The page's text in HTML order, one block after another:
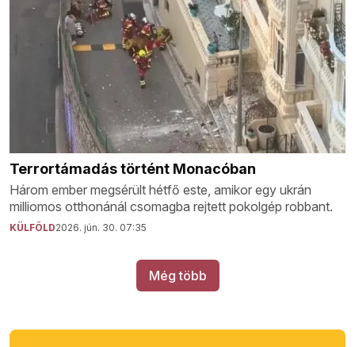
Terrortámadás történt Monacóban
Három ember megsérült hétfő este, amikor egy ukrán
milliomos otthonánál csomagba rejtett pokolgép robbant.
KÜLFÖLD2026. jún. 30. 07:35
Még több